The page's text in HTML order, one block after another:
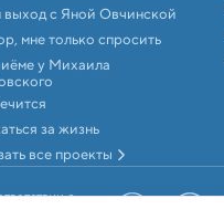
с Яной Овчинской
мне только спросить
у Михаила
за жизнь
все проекты
с